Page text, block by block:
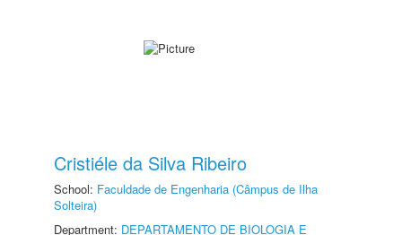
Cristiéle da Silva Ribeiro
School: Faculdade de Engenharia (Câmpus de Ilha
Solteira)
Department: DEPARTAMENTO DE BIOLOGIA E